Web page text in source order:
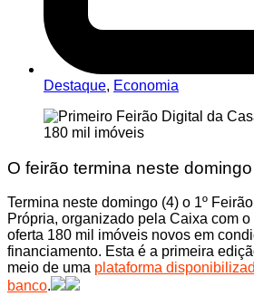
Destaque, Economia
O feirão termina neste domingo
Termina neste domingo (4) o 1º
Própria, organizado pela Caixa com
oferta 180 mil imóveis novos em
financiamento. Esta é a primeira
meio de uma plataforma
banco.